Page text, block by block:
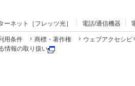
ーネット［フレッツ光］ 電話/通信機器
用条件 商標・著作権
ウェブアクセシビ
情報の取り扱い